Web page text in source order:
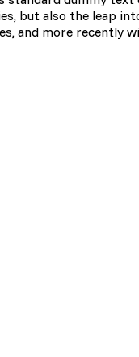
but also the leap
and more recently